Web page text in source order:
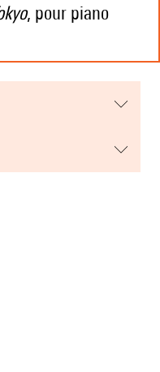
, pour piano